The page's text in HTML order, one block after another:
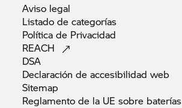
Aviso legal
Listado decategorías
Política de Privacidad
REACH
DSA
Declaración de accesibilidadweb
Sitemap
Reglamento de la UE sobre baterías